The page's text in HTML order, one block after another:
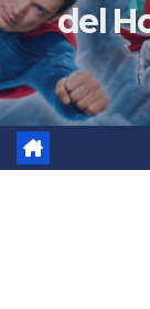
del